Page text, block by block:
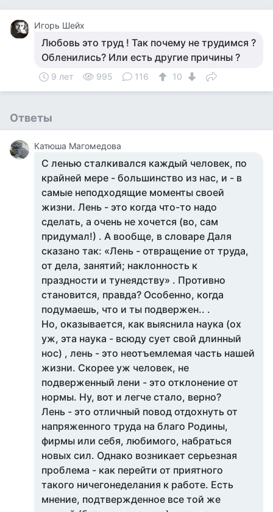
Игорь Шейх
Любовь это труд ! Так почему не трудимся ?
Обленились? Или есть другие причины ?
9 лет 995 116 10
Ответы
Катюша Магомедова
С ленью сталкивался каждый человек, по
крайней мере - большинство из нас, и - в
самые неподходящие моменты своей
жизни. Лень - это когда что-то надо
сделать, а очень не хочется (во, сам
придумал!) . А вообще, в словаре Даля
сказано так: «Лень - отвращение от труда,
от дела, занятий; наклонность к
праздности и тунеядству» . Противно
становится, правда? Особенно, когда
подумаешь, что и ты подвержен.. .
Но, оказывается, как выяснила наука (ох
уж, эта наука - всюду сует свой длинный
нос) , лень - это неотъемлемая часть нашей
жизни. Скорее уж человек, не
подверженный лени - это отклонение от
нормы. Ну, вот и легче стало, верно?
Лень - это отличный повод отдохнуть от
напряженного труда на благо Родины,
фирмы или себя, любимого, набраться
новых сил. Однако возникает серьезная
проблема - как перейти от приятного
такого ничегонеделания к работе. Есть
мнение, подтвержденное все той же